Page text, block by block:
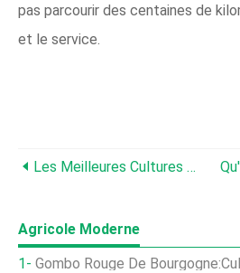
pas parcourir des centaines de
et le service.
Les Meilleures Cultures À Cultiver Pour Gagner De L'argent
Agricole Moderne
Gombo Rouge De Bourgogne:Cultiver Des